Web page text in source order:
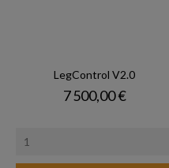
LegControl V2.0
Prix
7 500,00 €